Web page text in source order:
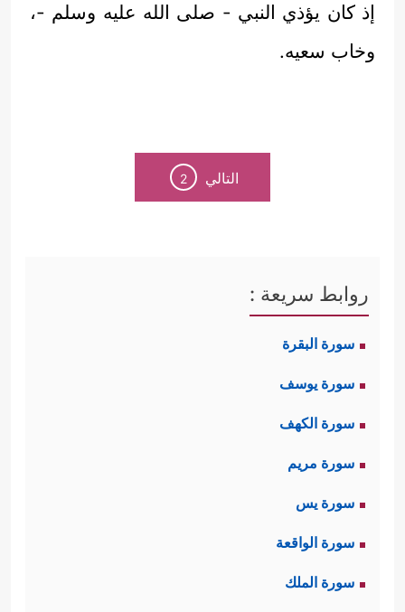
إذ كان يؤذي النبي - صلى الله عليه وسلم -،
وخاب سعيه.
التالي 2
روابط سريعة :
سورة البقرة
سورة يوسف
سورة الكهف
سورة مريم
سورة يس
سورة الواقعة
سورة الملك